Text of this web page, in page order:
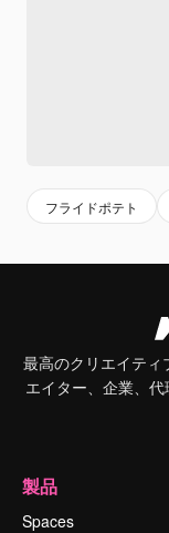
フライドポテト
最高のクリエイティ
エイター、企業、
製品
Spaces